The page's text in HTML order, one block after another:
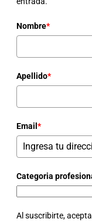
Nombre*
Apellido*
Email *
Categoria
Al suscribirte,